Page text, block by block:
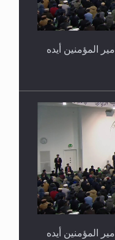
المؤمنين أيده
المؤمنين أيده